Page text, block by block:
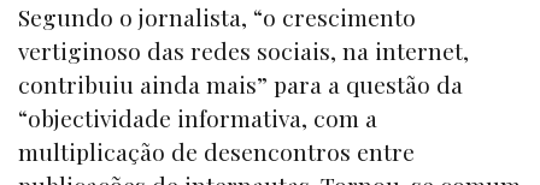
Segundo o jornalista, “o crescimento
vertiginoso das redes sociais, na internet,
contribuiu ainda mais” para a questão da
“objectividade informativa, com a
multiplicação de desencontros entre